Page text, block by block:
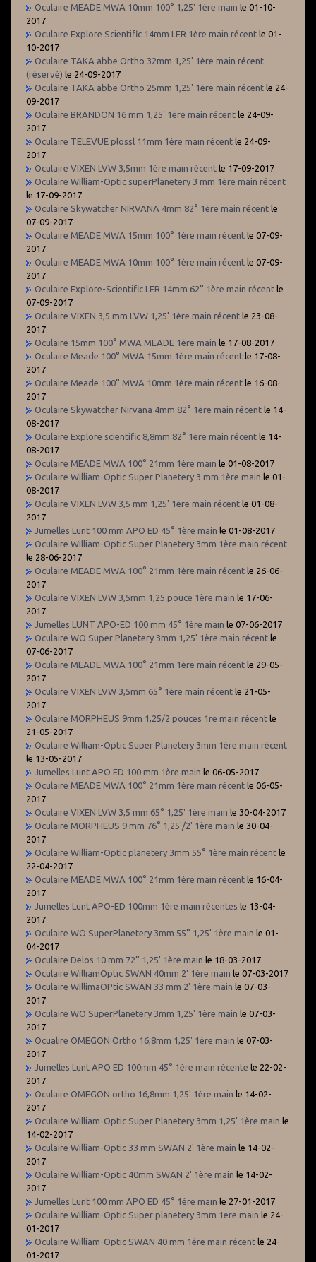
Oculaire MEADE MWA 10mm 100° 1,25' 1ère main le 01-10-
2017
Oculaire Explore Scientific 14mm LER 1ère main récent le 01-
10-2017
Oculaire TAKA abbe Ortho 32mm 1,25' 1ère main récent
(réservé) le 24-09-2017
Oculaire TAKA abbe Ortho 25mm 1,25' 1ère main récent le 24-
09-2017
Oculaire BRANDON 16 mm 1,25' 1ère main récent le 24-09-
2017
Oculaire TELEVUE plossl 11mm 1ère main récent le 24-09-
2017
Oculaire VIXEN LVW 3,5mm 1ère main récent le 17-09-2017
Oculaire William-Optic superPlanetery 3 mm 1ère main récent
le 17-09-2017
Oculaire Skywatcher NIRVANA 4mm 82° 1ère main récent le
07-09-2017
Oculaire MEADE MWA 15mm 100° 1ère main récent le 07-09-
2017
Oculaire MEADE MWA 10mm 100° 1ère main récent le 07-09-
2017
Oculaire Explore-Scientific LER 14mm 62° 1ère main récent le
07-09-2017
Oculaire VIXEN 3,5 mm LVW 1,25' 1ère main récent le 23-08-
2017
Oculaire 15mm 100° MWA MEADE 1ère main le 17-08-2017
Oculaire Meade 100° MWA 15mm 1ère main récent le 17-08-
2017
Oculaire Meade 100° MWA 10mm 1ère main récent le 16-08-
2017
Oculaire Skywatcher Nirvana 4mm 82° 1ère main récent le 14-
08-2017
Oculaire Explore scientific 8,8mm 82° 1ère main récent le 14-
08-2017
Oculaire MEADE MWA 100° 21mm 1ère main le 01-08-2017
Oculaire William-Optic Super Planetery 3 mm 1ère main le 01-
08-2017
Oculaire VIXEN LVW 3,5 mm 1,25' 1ère main récent le 01-08-
2017
Jumelles Lunt 100 mm APO ED 45° 1ère main le 01-08-2017
Oculaire William-Optic Super Planetery 3mm 1ère main récent
le 28-06-2017
Oculaire MEADE MWA 100° 21mm 1ère main récent le 26-06-
2017
Oculaire VIXEN LVW 3,5mm 1,25 pouce 1ère main le 17-06-
2017
Jumelles LUNT APO-ED 100 mm 45° 1ère main le 07-06-2017
Oculaire WO Super Planetery 3mm 1,25' 1ère main récent le
07-06-2017
Oculaire MEADE MWA 100° 21mm 1ère main récent le 29-05-
2017
Oculaire VIXEN LVW 3,5mm 65° 1ère main récent le 21-05-
2017
Oculaire MORPHEUS 9mm 1,25/2 pouces 1re main récent le
21-05-2017
Oculaire William-Optic Super Planetery 3mm 1ère main récent
le 13-05-2017
Jumelles Lunt APO ED 100 mm 1ère main le 06-05-2017
Oculaire MEADE MWA 100° 21mm 1ère main récent le 06-05-
2017
Oculaire VIXEN LVW 3,5 mm 65° 1,25' 1ère main le 30-04-2017
Oculaire MORPHEUS 9 mm 76° 1,25'/2' 1ère main le 30-04-
2017
Oculaire William-Optic planetery 3mm 55° 1ère main récent le
22-04-2017
Oculaire MEADE MWA 100° 21mm 1ère main récent le 16-04-
2017
Jumelles Lunt APO-ED 100mm 1ère main récentes le 13-04-
2017
Oculaire WO SuperPlanetery 3mm 55° 1,25' 1ère main le 01-
04-2017
Oculaire Delos 10 mm 72° 1,25' 1ère main le 18-03-2017
Oculaire WilliamOptic SWAN 40mm 2' 1ère main le 07-03-2017
Oculaire WillimaOPtic SWAN 33 mm 2' 1ère main le 07-03-
2017
Oculaire WO SuperPlanetery 3mm 1,25' 1ère main le 07-03-
2017
Ocualire OMEGON Ortho 16,8mm 1,25' 1ère main le 07-03-
2017
Jumelles Lunt APO ED 100mm 45° 1ère main récente le 22-02-
2017
Oculaire OMEGON ortho 16,8mm 1,25' 1ère main le 14-02-
2017
Oculaire William-Optic Super Planetery 3mm 1,25' 1ère main le
14-02-2017
Oculaire William-Optic 33 mm SWAN 2' 1ère main le 14-02-
2017
Oculaire William-Optic 40mm SWAN 2' 1ère main le 14-02-
2017
Jumelles Lunt 100 mm APO ED 45° 1ére main le 27-01-2017
Oculaire William-Optic Super planetery 3mm 1ere main le 24-
01-2017
Oculaire William-Optic SWAN 40 mm 1ére main récent le 24-
01-2017